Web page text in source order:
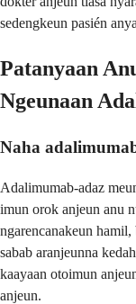
sedengkeun pasién
Patanyaan
Ngeunaan
Naha
Adalimumab-adaz
imun orok anjeun anu
ngarencanakeun hamil,
sabab aranjeunna
kaayaan otoimun
anjeun.